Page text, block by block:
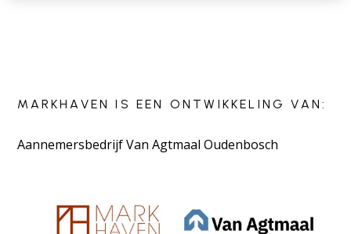
MARKHAVEN IS EEN ONTWIKKELING VAN:
Aannemersbedrijf Van Agtmaal Oudenbosch